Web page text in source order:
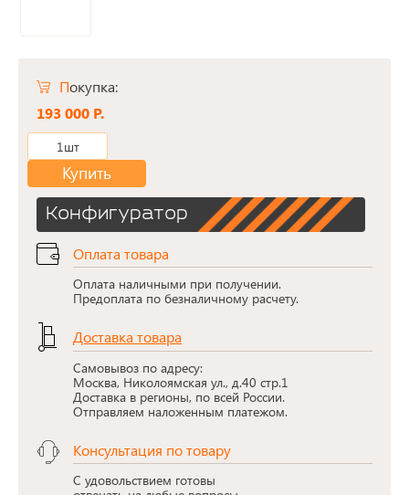
Покупка:
193 000 Р.
1шт
Купить
Конфигуратор
Оплата товара
Оплата наличными при получении.
Предоплата по безналичному расчету.
Доставка товара
Самовывоз по адресу:
Москва, Николоямская ул., д.40 стр.1
Доставка в регионы, по всей России.
Отправляем наложенным платежом.
Консультация по товару
С удовольствием готовы